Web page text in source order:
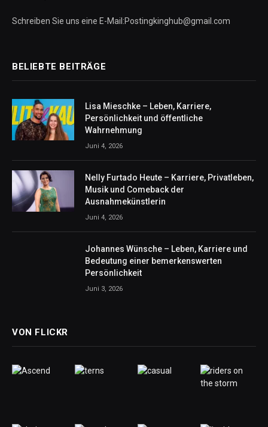
Schreiben Sie uns eine E-Mail:Postingkinghub@gmail.com
BELIEBTE BEITRÄGE
Lisa Mieschke – Leben, Karriere,
Persönlichkeit und öffentliche
Wahrnehmung
Juni 4, 2026
Nelly Furtado Heute – Karriere, Privatleben,
Musik und Comeback der
Ausnahmekünstlerin
Juni 4, 2026
Johannes Wünsche – Leben, Karriere und
Bedeutung einer bemerkenswerten
Persönlichkeit
Juni 3, 2026
VON FLICKR